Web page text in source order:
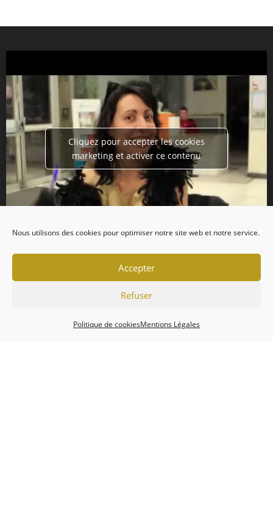
Nous utilisons des cookies pour optimiser notre site web et notre service.
Accepter
Refuser
Politique de cookiesMentions Légales
Cliquez pour accepter les cookies
marketing et activer ce contenu